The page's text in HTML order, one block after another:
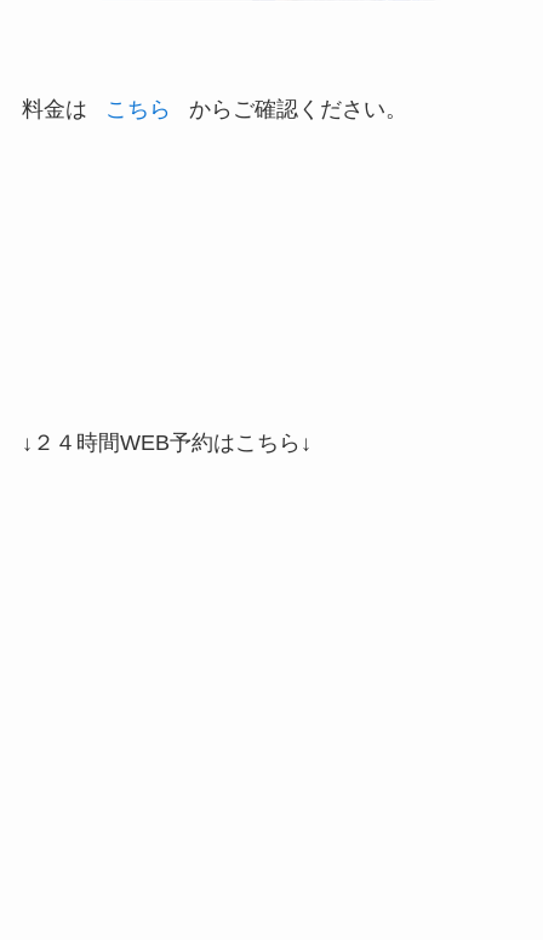
料金は こちら からご確認ください。
↓２４時間WEB予約はこちら↓